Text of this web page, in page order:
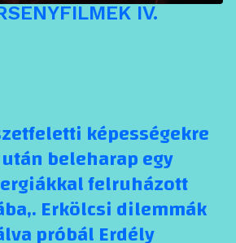
IV.
képességekre
beleharap egy
felruházott
Erkölcsi dilemmák
próbál Erdély